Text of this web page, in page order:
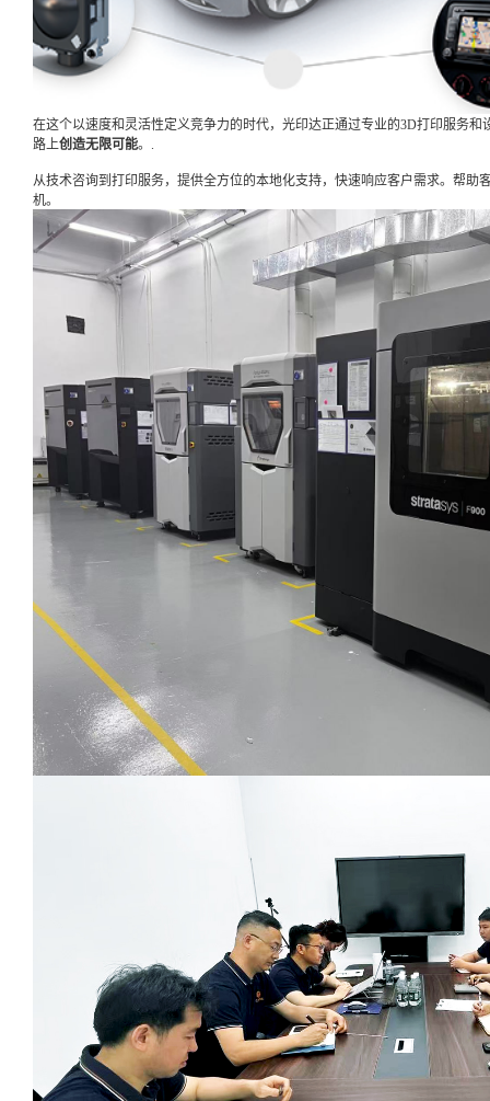
在这个以速度和灵活性定义竞争力的时代，光印达正通过专业的3D打印服务
路上创造无限可能。.
从技术咨询到打印服务，提供全方位的本地化支持，快速响应客户需求。帮助
机。